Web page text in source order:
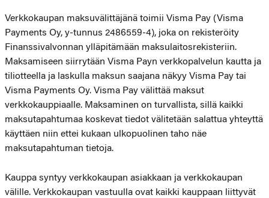
Verkkokaupan maksuvälittäjänä toimii Visma Pay (Visma
Payments Oy, y-tunnus 2486559-4), joka on rekisteröity
Finanssivalvonnan ylläpitämään maksulaitosrekisteriin.
Maksamiseen siirrytään Visma Payn verkkopalvelun kautta ja
tiliotteella ja laskulla maksun saajana näkyy Visma Pay tai
Visma Payments Oy. Visma Pay välittää maksut
verkkokauppiaalle. Maksaminen on turvallista, sillä kaikki
maksutapahtumaa koskevat tiedot välitetään salattua yhteyttä
käyttäen niin ettei kukaan ulkopuolinen taho näe
maksutapahtuman tietoja.
Kauppa syntyy verkkokaupan asiakkaan ja verkkokaupan
välille. Verkkokaupan vastuulla ovat kaikki kauppaan liittyvät